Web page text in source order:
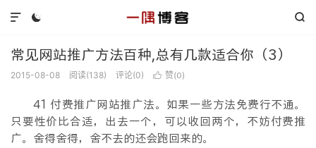
 

常见网站推广方法百种,总有几款适合你（3）
2015-08-08 阅读(138) 评论(0)  赞(0)
41 付费推广网站推广法。如果一些方法免费行不通。
只要性价比合适，出去一个，可以收回两个，不妨付费推
广。舍得舍得，舍不去的还会跑回来的。